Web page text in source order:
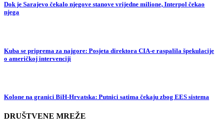
Dok je Sarajevo čekalo njegove stanove vrijedne milione, Interpol čekao
njega
Kuba se priprema za najgore: Posjeta direktora CIA-e raspalila špekulacije
o američkoj intervenciji
Kolone na granici BiH-Hrvatska: Putnici satima čekaju zbog EES sistema
DRUŠTVENE MREŽE